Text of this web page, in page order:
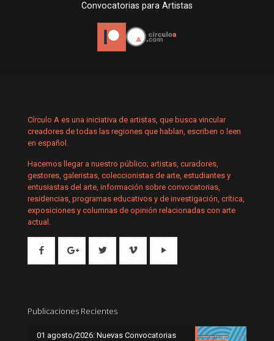
Convocatorias para Artistas
Círculo A es una iniciativa de artistas, que busca vincular
creadores de todas las regiones que hablan, escriben o leen
en español.
Hacemos llegar a nuestro público; artistas, curadores,
gestores, galeristas, coleccionistas de arte, estudiantes y
entusiastas del arte, información sobre convocatorias,
residencias, programas educativos y de investigación, crítica,
exposiciones y columnas de opinión relacionadas con arte
actual.
Publicaciones Recientes
01 agosto/2026: Nuevas Convocatorias